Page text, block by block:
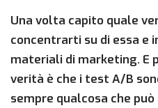
Una volta capito quale
concentrarti su di essa e
materiali di marketing. E
verità è che i test A/B
sempre qualcosa che